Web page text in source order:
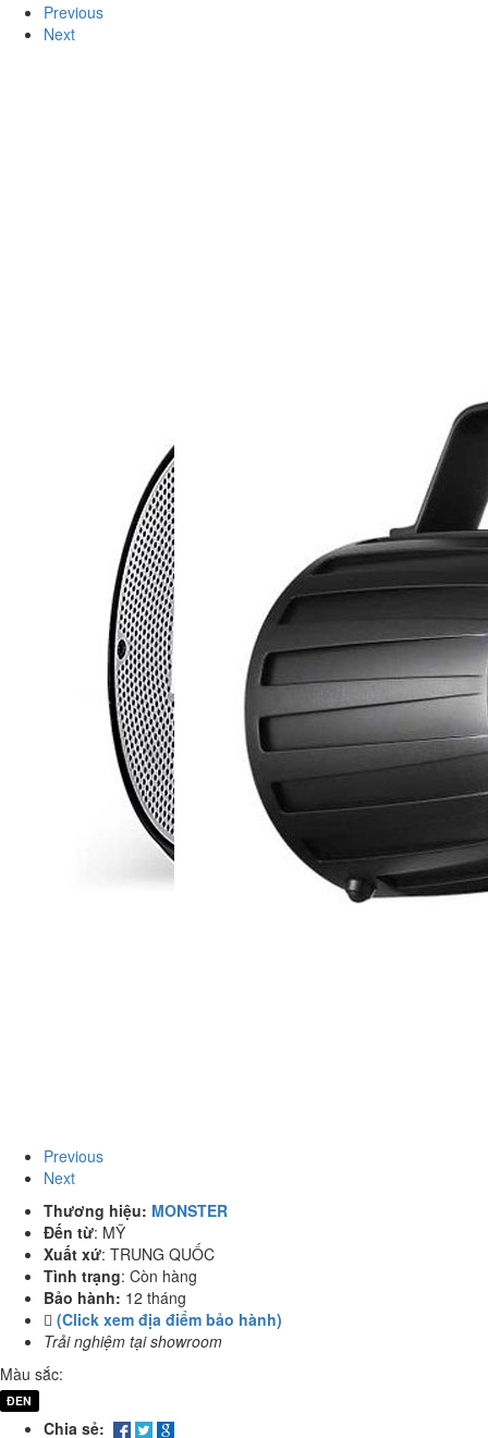
Previous
Next
Previous
Next
Thương hiệu: MONSTER
Đến từ: MỸ
Xuất xứ: TRUNG QUỐC
Tình trạng: Còn hàng
Bảo hành: 12 tháng
(Click xem địa điểm bảo hành)
Trải nghiệm tại showroom
Màu sắc:
ĐEN
Chia sẻ: